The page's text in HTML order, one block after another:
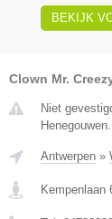
BEKIJK
Clown Mr.
Niet
Henegouwen.
Antwerpen »
Kempenlaan